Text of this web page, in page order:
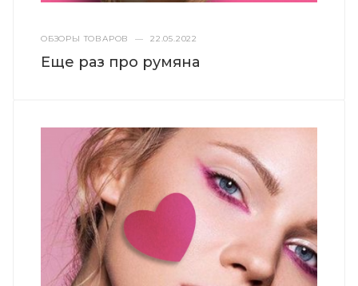
ОБЗОРЫ ТОВАРОВ — 22.05.2022
Еще раз про румяна